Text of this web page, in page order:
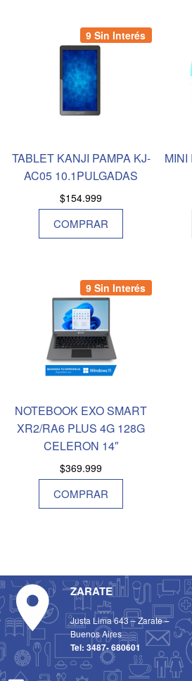
9 Sin Interés
TABLET KANJI PAMPA KJ-
AC05 10.1PULGADAS
$154.999
COMPRAR
MINI
9 Sin Interés
NOTEBOOK EXO SMART
XR2/RA6 PLUS 4G 128G
CELERON 14″
$369.999
COMPRAR
ZARATE
Justa Lima 643 – Zarate –
Buenos Aires
Tel: 3487- 680601